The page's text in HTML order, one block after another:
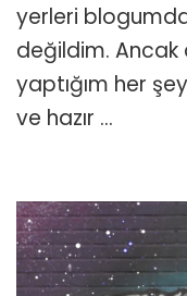
yerleri
değildim. Ancak
yaptığım her
ve hazır …